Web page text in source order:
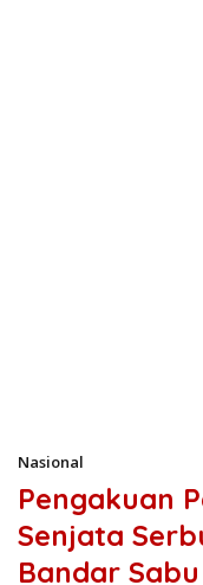
Nasional
Pengakuan
Senjata
Bandar